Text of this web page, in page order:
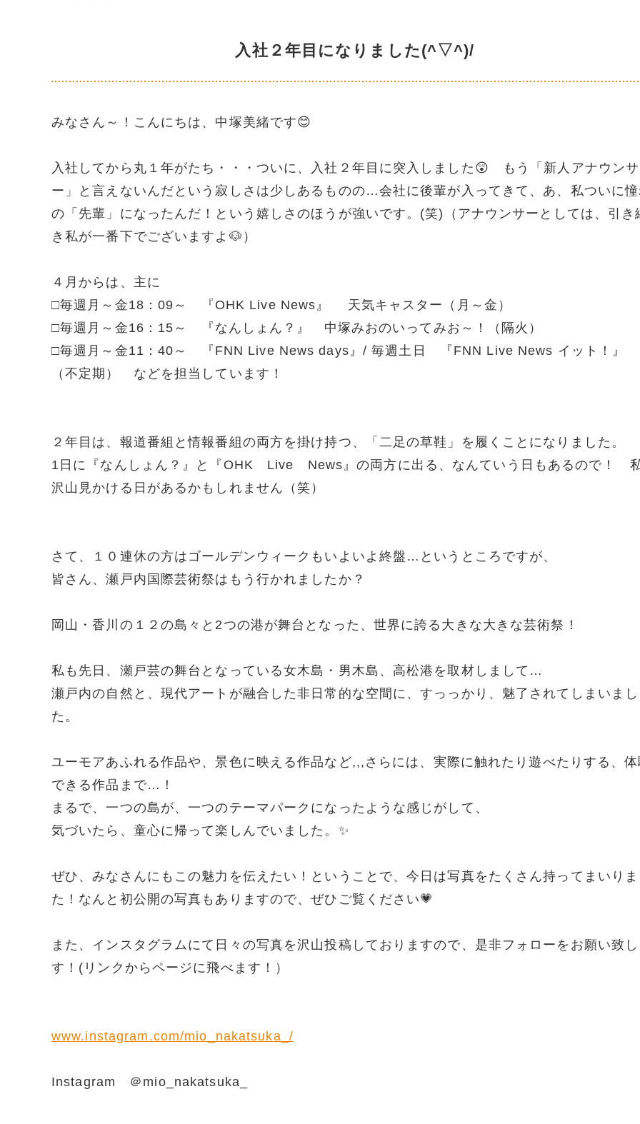
入社２年目になりました(^▽^)/
みなさん～！こんにちは、中塚美緒です😊
入社してから丸１年がたち・・・ついに、入社２年目に突入しました😲 もう「新人アナウンサ
ー」と言えないんだという寂しさは少しあるものの…会社に後輩が入ってきて、あ、私ついに
の「先輩」になったんだ！という嬉しさのほうが強いです。(笑)（アナウンサーとしては、引き
き私が一番下でございますよ🐶）
４月からは、主に
□毎週月～金18：09～ 『OHK Live News』 天気キャスター（月～金）
□毎週月～金16：15～ 『なんしょん？』 中塚みおのいってみお～！（隔火）
□毎週月～金11：40～ 『FNN Live News days』/ 毎週土日 『FNN Live News イット！』
（不定期） などを担当しています！
２年目は、報道番組と情報番組の両方を掛け持つ、「二足の草鞋」を履くことになりました。
1日に『なんしょん？』と『OHK Live News』の両方に出る、なんていう日もあるので！
沢山見かける日があるかもしれません（笑）
さて、１０連休の方はゴールデンウィークもいよいよ終盤…というところですが、
皆さん、瀬戸内国際芸術祭はもう行かれましたか？
岡山・香川の１２の島々と2つの港が舞台となった、世界に誇る大きな大きな芸術祭！
私も先日、瀬戸芸の舞台となっている女木島・男木島、高松港を取材しまして…
瀬戸内の自然と、現代アートが融合した非日常的な空間に、すっっかり、魅了されてしまいまし
た。
ユーモアあふれる作品や、景色に映える作品など,,,さらには、実際に触れたり遊べたりする、体
できる作品まで…！
まるで、一つの島が、一つのテーマパークになったような感じがして、
気づいたら、童心に帰って楽しんでいました。✨
ぜひ、みなさんにもこの魅力を伝えたい！ということで、今日は写真をたくさん持ってまいりま
た！なんと初公開の写真もありますので、ぜひご覧ください💗
また、インスタグラムにて日々の写真を沢山投稿しておりますので、是非フォローをお願い致し
す！(リンクからページに飛べます！）
www.instagram.com/mio_nakatsuka_/
Instagram ＠mio_nakatsuka_